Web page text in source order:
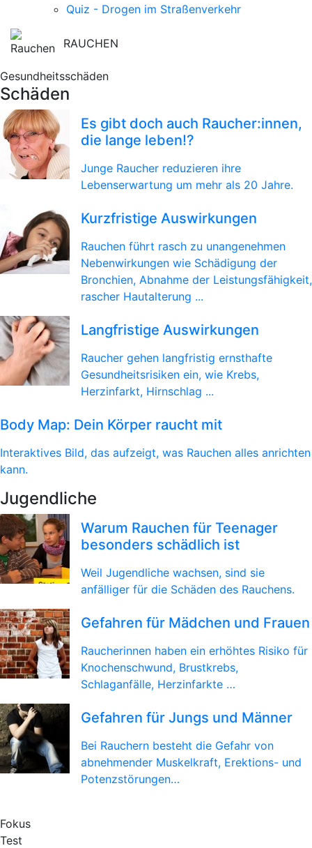
Quiz - Drogen im Straßenverkehr
RAUCHEN
Gesundheitsschäden
Schäden
Es gibt doch auch Raucher:innen,
die lange leben!?
Junge Raucher reduzieren ihre
Lebenserwartung um mehr als 20 Jahre.
Kurzfristige Auswirkungen
Rauchen führt rasch zu unangenehmen
Nebenwirkungen wie Schädigung der
Bronchien, Abnahme der Leistungsfähigkeit,
rascher Hautalterung ...
Langfristige Auswirkungen
Raucher gehen langfristig ernsthafte
Gesundheitsrisiken ein, wie Krebs,
Herzinfarkt, Hirnschlag ...
Body Map: Dein Körper raucht mit
Interaktives Bild, das aufzeigt, was Rauchen alles anrichten
kann.
Jugendliche
Warum Rauchen für Teenager
besonders schädlich ist
Weil Jugendliche wachsen, sind sie
anfälliger für die Schäden des Rauchens.
Gefahren für Mädchen und Frauen
Raucherinnen haben ein erhöhtes Risiko für
Knochenschwund, Brustkrebs,
Schlaganfälle, Herzinfarkte …
Gefahren für Jungs und Männer
Bei Rauchern besteht die Gefahr von
abnehmender Muskelkraft, Erektions- und
Potenzstörungen…
Fokus
Test